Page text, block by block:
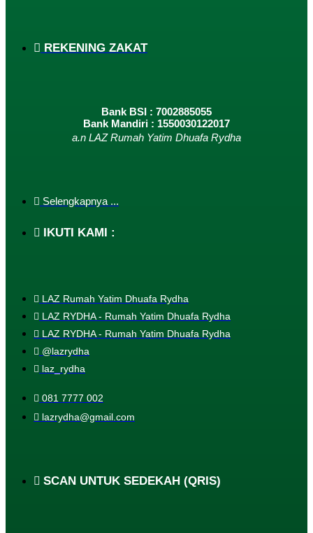
REKENING ZAKAT
Bank BSI : 7002885055
Bank Mandiri : 1550030122017
a.n LAZ Rumah Yatim Dhuafa Rydha
Selengkapnya ...
IKUTI KAMI :
LAZ Rumah Yatim Dhuafa Rydha
LAZ RYDHA - Rumah Yatim Dhuafa Rydha
LAZ RYDHA - Rumah Yatim Dhuafa Rydha
@lazrydha
laz_rydha
081 7777 002
lazrydha@gmail.com
SCAN UNTUK SEDEKAH (QRIS)